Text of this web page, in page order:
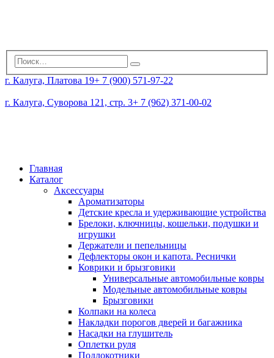
г. Калуга, Платова 19+ 7 (900) 571-97-22
г. Калуга, Суворова 121, стр. 3+ 7 (962) 371-00-02
Главная
Каталог
Аксессуары
Ароматизаторы
Детские кресла и удерживающие устройства
Брелоки, ключницы, кошельки, подушки и
игрушки
Держатели и пепельницы
Дефлекторы окон и капота. Реснички
Коврики и брызговики
Универсальные автомобильные ковры
Модельные автомобильные ковры
Брызговики
Колпаки на колеса
Накладки порогов дверей и багажника
Насадки на глушитель
Оплетки руля
Подлокотники